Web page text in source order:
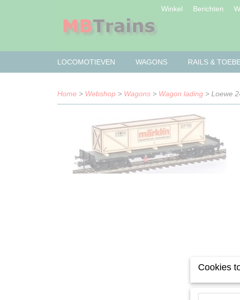
Winkel Berichten
LOCOMOTIEVEN WAGONS RAILS &
Home > Webshop > Wagons > Wagon lading > Loewe
Cookies